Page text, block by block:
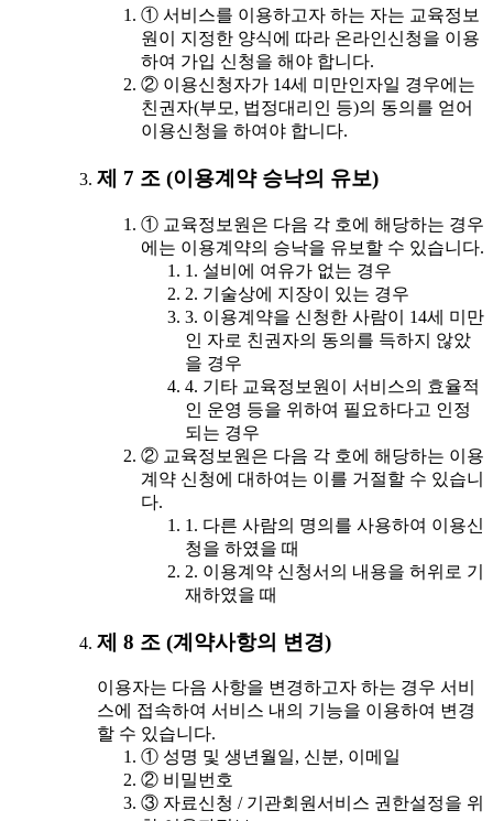
① 서비스를 이용하고자 하는 자는 교육정보
원이 지정한 양식에 따라 온라인신청을 이용
하여 가입 신청을 해야 합니다.
② 이용신청자가 14세 미만인자일 경우에는
친권자(부모, 법정대리인 등)의 동의를 얻어
이용신청을 하여야 합니다.
제 7 조 (이용계약 승낙의 유보)
① 교육정보원은 다음 각 호에 해당하는 경우
에는 이용계약의 승낙을 유보할 수 있습니다.
1. 설비에 여유가 없는 경우
2. 기술상에 지장이 있는 경우
3. 이용계약을 신청한 사람이 14세 미만
인 자로 친권자의 동의를 득하지 않았
을 경우
4. 기타 교육정보원이 서비스의 효율적
인 운영 등을 위하여 필요하다고 인정
되는 경우
② 교육정보원은 다음 각 호에 해당하는 이용
계약 신청에 대하여는 이를 거절할 수 있습니
다.
1. 다른 사람의 명의를 사용하여 이용신
청을 하였을 때
2. 이용계약 신청서의 내용을 허위로 기
재하였을 때
제 8 조 (계약사항의 변경)
이용자는 다음 사항을 변경하고자 하는 경우 서비
스에 접속하여 서비스 내의 기능을 이용하여 변경
할 수 있습니다.
① 성명 및 생년월일, 신분, 이메일
② 비밀번호
③ 자료신청 / 기관회원서비스 권한설정을 위